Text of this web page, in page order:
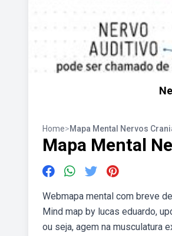
Home>Mapa Mental Nervos
Mapa Mental
Webmapa mental com breve
Mind map by lucas eduardo,
ou seja, agem na musculatura